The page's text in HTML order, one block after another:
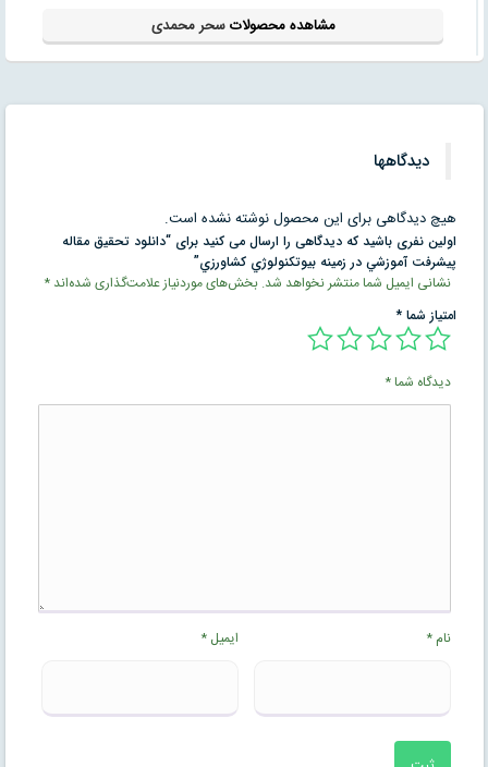
مشاهده محصولاتسحر محمدی
دیدگاهها
هیچ دیدگاهی برای این محصول نوشته نشده است.
اولین نفری باشید که دیدگاهی را ارسال می کنید برای “دانلود تحقیق مقاله
پيشرفت آموزشي در زمينه بيوتكنولوژي كشاورزي”
نشانی ایمیل شما منتشر نخواهد شد. بخش‌های موردنیاز علامت‌گذاری شده‌اند*
امتیاز شما*
دیدگاه شما*
نام* ایمیل*